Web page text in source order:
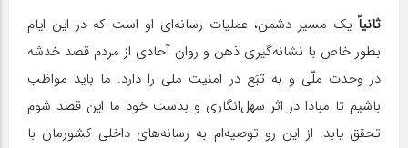
ثانیاً یک مسیر دشمن، عملیات رسانه‌ای او است که در این ایام
بطور خاص با نشانه‌گیری ذهن و روان آحادی از مردم قصد خدشه
در وحدت ملّی و به تبَع در امنیت ملی را دارد. ما باید مواظب
باشیم تا مبادا در اثر سهل‌انگاری و بدست خود ما این قصد شوم
تحقق یابد. از این رو توصیه‌ام به رسانه‌های داخلی کشورمان با